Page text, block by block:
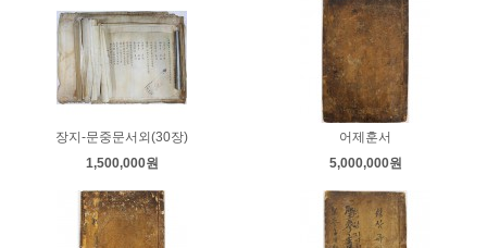
장지-문중문서외(30장)
1,500,000원
어제훈서
5,000,000원